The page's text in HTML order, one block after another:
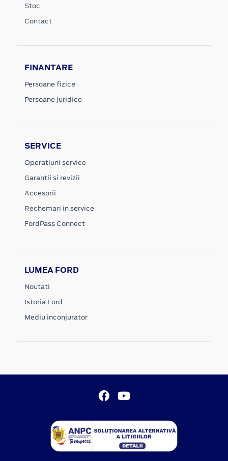
Stoc
Contact
FINANTARE
Persoane fizice
Persoane juridice
SERVICE
Operatiuni service
Garantii si revizii
Accesorii
Rechemari in service
FordPass Connect
LUMEA FORD
Noutati
Istoria Ford
Mediu inconjurator